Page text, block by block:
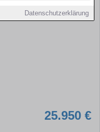
Datenschutzerklärung
25.950 €